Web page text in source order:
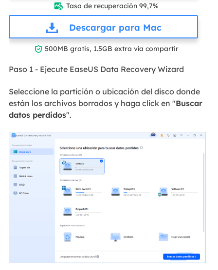
 Tasa de recuperación 99,7%
Descargar para Mac
 500MB gratis, 1.5GB extra vía compartir
Paso 1 - Ejecute EaseUS Data Recovery Wizard
Seleccione la partición o ubicación del disco donde
están los archivos borrados y haga click en "Buscar
datos perdidos".